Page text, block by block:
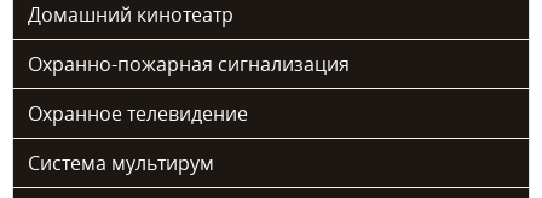
Домашний кинотеатр
Охранно-пожарная сигнализация
Охранное телевидение
Система мультирум